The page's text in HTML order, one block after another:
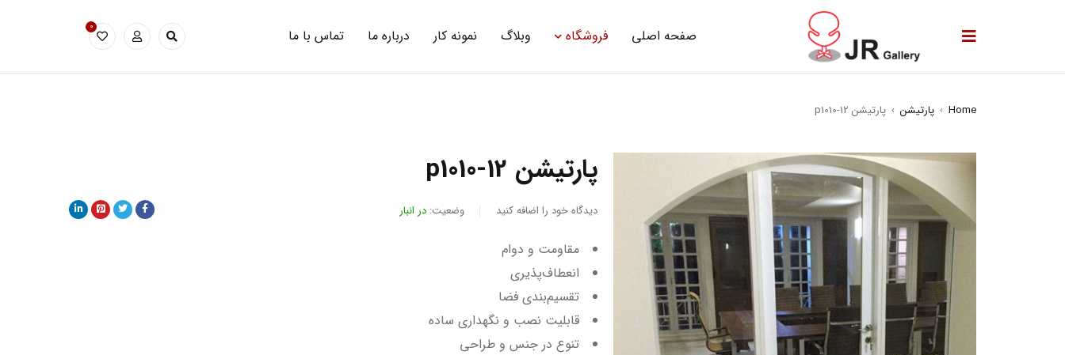
صفحه اصلی فروشگاه وبلاگ نمونه کار درباره ما تماس با ما 0
Home
› پارتیشن › پارتیشن p1010-12
پارتیشن p1010-12
دیدگاه خود را اضافه کنید وضعیت: در انبار
مقاومت و دوام
انعطاف‌پذیری
تقسیم‌بندی فضا
قابلیت نصب و نگهداری ساده
تنوع در جنس و طراحی